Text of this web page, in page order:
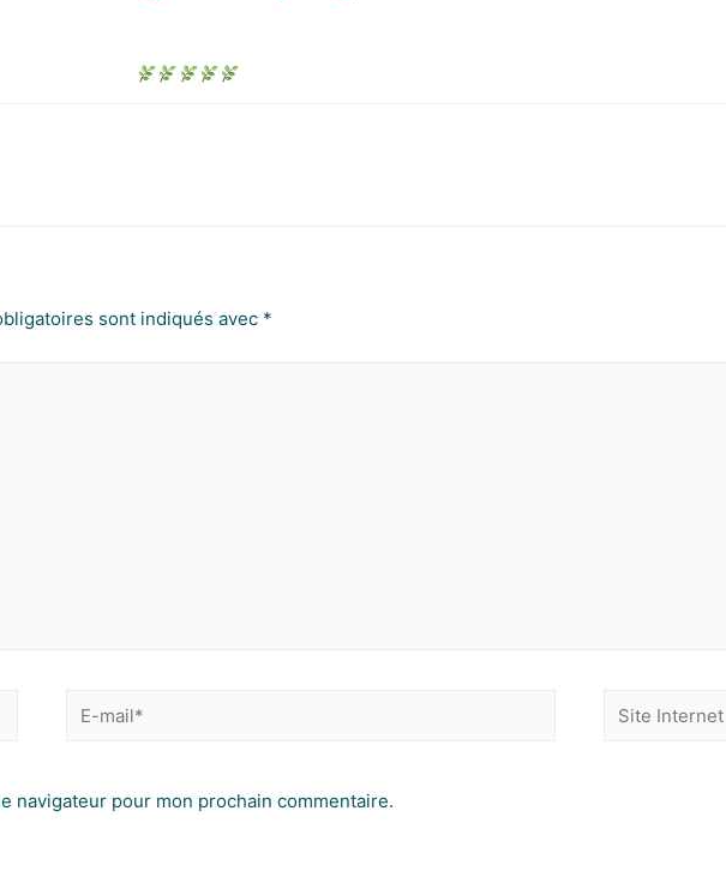
sont indiqués avec *
navigateur pour mon prochain commentaire.